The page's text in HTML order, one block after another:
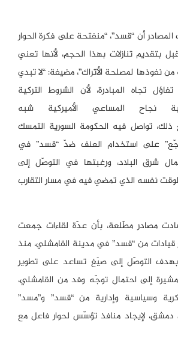
المصادر أن “قسد”، “منفتحة على فكرة الحوار
بتقديم تنازلات بهذا الحجم، لأنها تعني
نفوذها لمصلحة الأتراك”، مضيفة: “لا تبدي
تجاه المبادرة، لأن الشروط التركية
نجاح المساعي الأميركية شبه
ذلك، تواصل فيه الحكومة السورية التمسك
على استخدام العنف ضدّ “قسد” في
شرق البلاد، ورغبتها في التوصّل إلى
نفسه الذي تمضي فيه في مسار التقارب
مصادر مطّلعة، بأن عدّة لقاءات جمعت
من “قسد” في مدينة القامشلي، منذ
بهدف التوصّل إلى صيَغ تساعد على تطوير
مشيرة إلى احتمال توجّه وفد من القامشلي،
وسياسية وإدارية من “قسد” و”مسد”
إلى دمشق، لإيجاد منافذ تؤسّس لحوار فاعل مع